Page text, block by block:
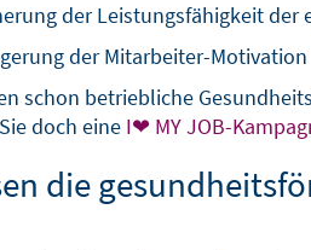
der Leistungsfähigkeit der
der Mitarbeiter-Motivation
schon betriebliche
doch eine I❤ MY JOB-
die